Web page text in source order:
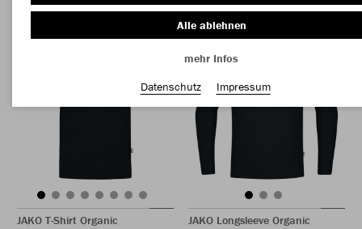
JAKO T-Shirt Organic
JAKO Longsleeve Organic
Alle ablehnen
mehr Infos
Datenschutz
Impressum